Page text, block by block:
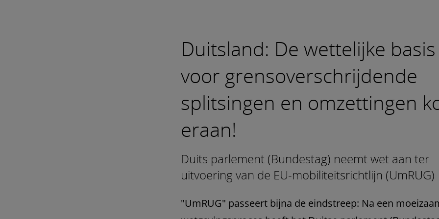
Duitsland: De wettelijke basis
voor grensoverschrijdende
splitsingen en omzettingen
eraan!
Duits parlement (Bundestag) neemt wet aan ter
uitvoering van de EU-mobiliteitsrichtlijn (UmRUG)
"UmRUG" passeert bijna de eindstreep: Na een